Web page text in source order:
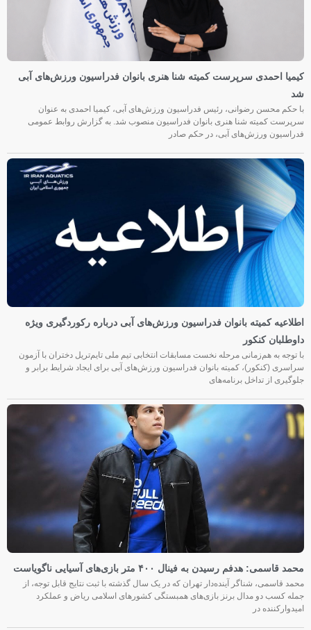
کیمیا احمدی سرپرست کمیته شنا هنری بانوان فدراسیون ورزش‌های آبی
شد
با حکم محسن رضوانی، رئیس فدراسیون ورزش‌های آبی، کیمیا احمدی به عنوان
سرپرست کمیته شنا هنری بانوان فدراسیون منصوب شد. به گزارش روابط عمومی
فدراسیون ورزش‌های آبی، در حکم صادر
اطلاعیه کمیته بانوان فدراسیون ورزش‌های آبی درباره رکوردگیری ویژه
داوطلبان کنکور
با توجه به هم‌زمانی مرحله نخست مسابقات انتخابی تیم ملی تایم‌تریل دختران با آزمون
سراسری (کنکور)، کمیته بانوان فدراسیون ورزش‌های آبی برای ایجاد شرایط برابر و
جلوگیری از تداخل برنامه‌های
محمد قاسمی: هدفم رسیدن به فینال ۴۰۰ متر بازی‌های آسیایی ناگویاست
محمد قاسمی، شناگر آینده‌دار تهران که در یک سال گذشته با ثبت نتایج قابل توجه، از
جمله کسب دو مدال برنز بازی‌های همبستگی کشورهای اسلامی ریاض و عملکرد
امیدوارکننده در